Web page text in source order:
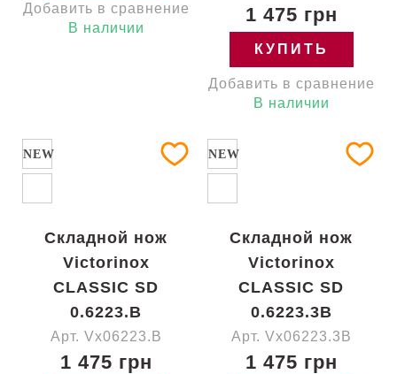
Добавить в сравнение
В наличии
1 475 грн
КУПИТЬ
Добавить в сравнение
В наличии
NEW
Складной нож
Victorinox
CLASSIC SD
0.6223.B
Арт. Vx06223.B
1 475 грн
NEW
Складной нож
Victorinox
CLASSIC SD
0.6223.3B
Арт. Vx06223.3B
1 475 грн